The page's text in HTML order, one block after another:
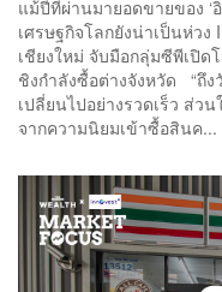
แม้ปีที่ผ่านมายอดขายของ ‘
เศรษฐกิจโลกยังน่าเป็นห่วง
เชียงใหม่ จับมือกลุ่มซีพีเปิด
ชิงกำลังซื้อต่างจังหวัด “ถึ
เปลี่ยนไปอย่างรวดเร็ว ส่
จากความนิยมเข้าซื้อสินค...